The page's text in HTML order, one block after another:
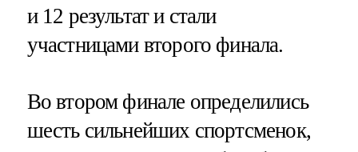
и 12 результат и стали
участницами второго финала.
Во втором финале определились
шесть сильнейших спортсменок,